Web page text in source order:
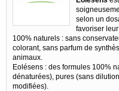
selon un
favoriser
100% naturels : sans
colorant, sans parfum de
animaux.
Eolésens : des formules 100%
dénaturées), pures (sans
modifiées).